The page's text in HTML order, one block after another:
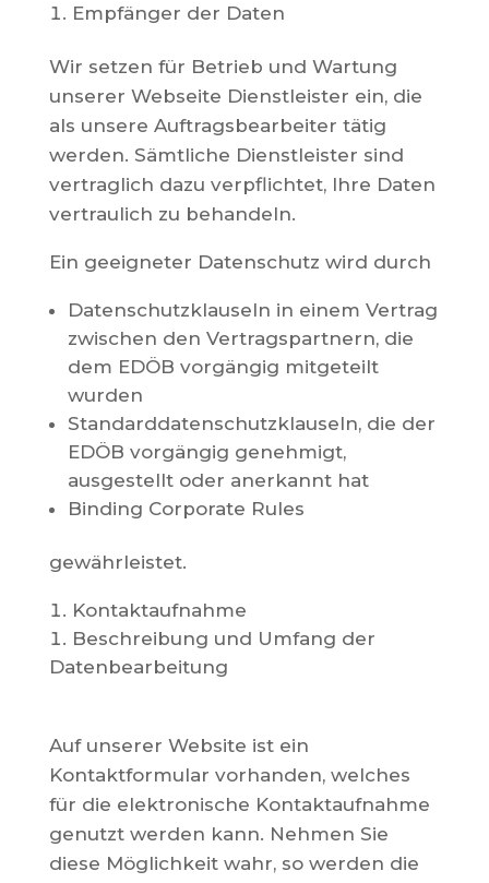
Empfänger der Daten
Wir setzen für Betrieb und Wartung
unserer Webseite Dienstleister ein, die
als unsere Auftragsbearbeiter tätig
werden. Sämtliche Dienstleister sind
vertraglich dazu verpflichtet, Ihre Daten
vertraulich zu behandeln.
Ein geeigneter Datenschutz wird durch
Datenschutzklauseln in einem Vertrag
zwischen den Vertragspartnern, die
dem EDÖB vorgängig mitgeteilt
wurden
Standarddatenschutzklauseln, die der
EDÖB vorgängig genehmigt,
ausgestellt oder anerkannt hat
Binding Corporate Rules
gewährleistet.
Kontaktaufnahme
Beschreibung und Umfang der
Datenbearbeitung
Auf unserer Website ist ein
Kontaktformular vorhanden, welches
für die elektronische Kontaktaufnahme
genutzt werden kann. Nehmen Sie
diese Möglichkeit wahr, so werden die